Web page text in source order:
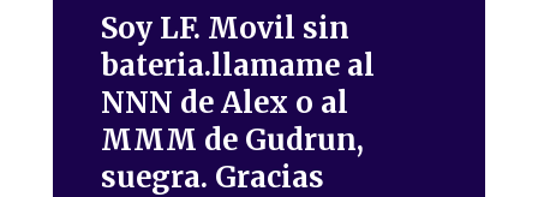
Soy LF. Movil sin
bateria.llamame al
NNN de Alex o al
MMM de Gudrun,
suegra. Gracias